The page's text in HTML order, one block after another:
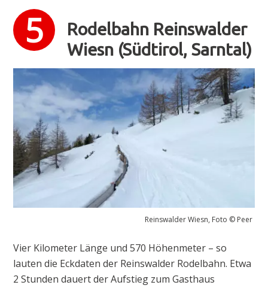
Rodelbahn Reinswalder
Wiesn (Südtirol, Sarntal)
Reinswalder Wiesn, Foto © Peer
Vier Kilometer Länge und 570 Höhenmeter – so
lauten die Eckdaten der Reinswalder Rodelbahn. Etwa
2 Stunden dauert der Aufstieg zum Gasthaus